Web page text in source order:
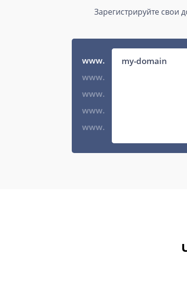
Зарегистрируйте свои
www.
www.
www.
www.
www.